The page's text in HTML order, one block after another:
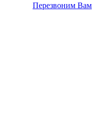
Перезвоним Вам